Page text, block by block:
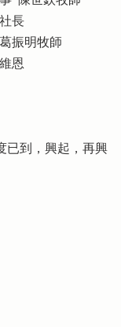
長
振明牧師
恩
已到，興起，再興